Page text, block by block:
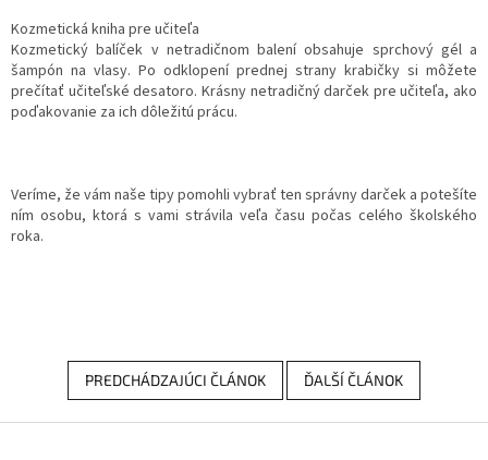
Kozmetická kniha pre učiteľa
Kozmetický balíček v netradičnom balení obsahuje sprchový gél a
šampón na vlasy. Po odklopení prednej strany krabičky si môžete
prečítať učiteľské desatoro. Krásny netradičný darček pre učiteľa, ako
poďakovanie za ich dôležitú prácu.
Veríme, že vám naše tipy pomohli vybrať ten správny darček a potešíte
ním osobu, ktorá s vami strávila veľa času počas celého školského
roka.
PREDCHÁDZAJÚCI ČLÁNOK ĎALŠÍ ČLÁNOK